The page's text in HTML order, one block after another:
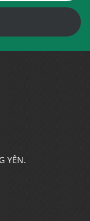
YÊN.